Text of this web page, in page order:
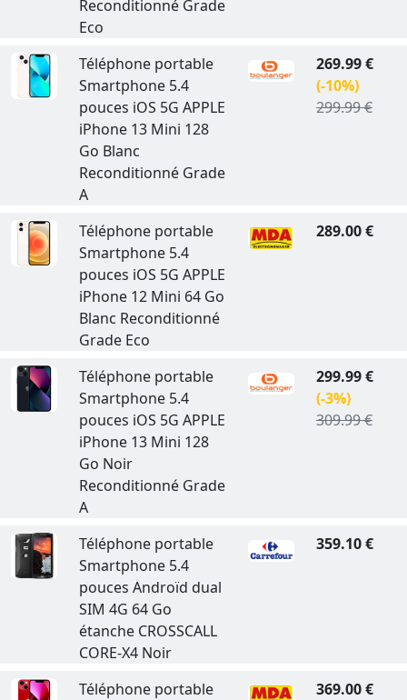
Reconditionné Grade
Eco
Téléphone portable
Smartphone 5.4
pouces iOS 5G APPLE
iPhone 13 Mini 128
Go Blanc
Reconditionné Grade
A
269.99 €
(-10%)
299.99 €
Téléphone portable
Smartphone 5.4
pouces iOS 5G APPLE
iPhone 12 Mini 64 Go
Blanc Reconditionné
Grade Eco
289.00 €
Téléphone portable
Smartphone 5.4
pouces iOS 5G APPLE
iPhone 13 Mini 128
Go Noir
Reconditionné Grade
A
299.99 €
(-3%)
309.99 €
Téléphone portable
Smartphone 5.4
pouces Androïd dual
SIM 4G 64 Go
étanche CROSSCALL
CORE-X4 Noir
359.10 €
Téléphone portable
369.00 €